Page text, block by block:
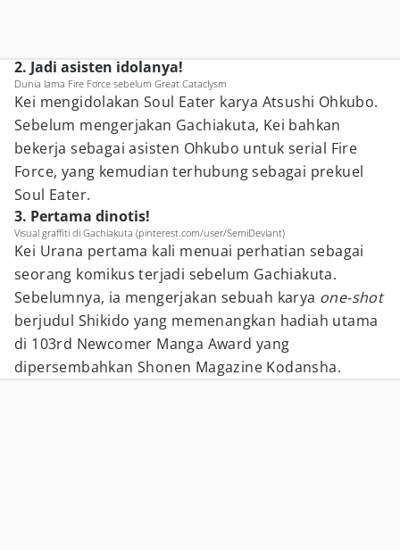
2. Jadi asisten idolanya!
Dunia lama Fire Force sebelum Great Cataclysm
Kei mengidolakan Soul Eater karya Atsushi Ohkubo.
Sebelum mengerjakan Gachiakuta, Kei bahkan
bekerja sebagai asisten Ohkubo untuk serial Fire
Force, yang kemudian terhubung sebagai prekuel
Soul Eater.
3. Pertama dinotis!
Visual graffiti di Gachiakuta (pinterest.com/user/SemiDeviant)
Kei Urana pertama kali menuai perhatian sebagai
seorang komikus terjadi sebelum Gachiakuta.
Sebelumnya, ia mengerjakan sebuah karya one-shot
berjudul Shikido yang memenangkan hadiah utama
di 103rd Newcomer Manga Award yang
dipersembahkan Shonen Magazine Kodansha.